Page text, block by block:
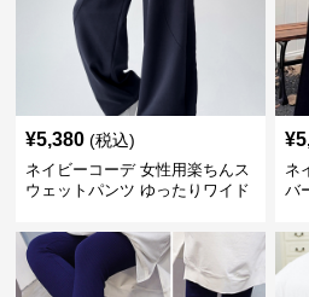
¥5,380 (税込)
ネイビーコーデ 女性用楽ちんス
ウェットパンツ ゆったりワイド
¥
ネ
バ